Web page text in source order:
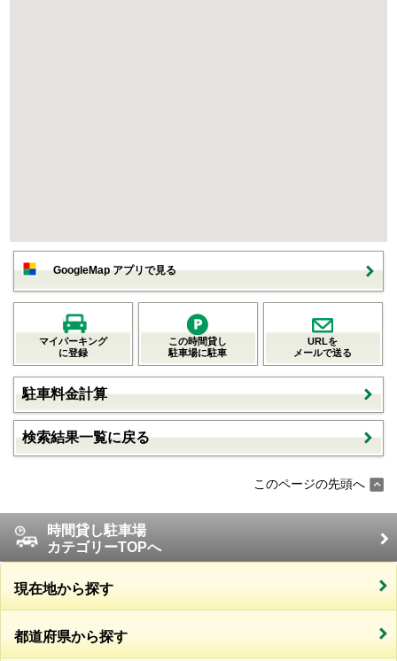
GoogleMap アプリで見る
マイパーキング
に登録
この時間貸し
駐車場に駐車
URLを
メールで送る
駐車料金計算
検索結果一覧に戻る
このページの先頭へ
時間貸し駐車場
カテゴリーTOPへ
現在地から探す
都道府県から探す